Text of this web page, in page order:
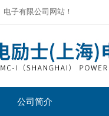
子有限公司网站！
公司简介